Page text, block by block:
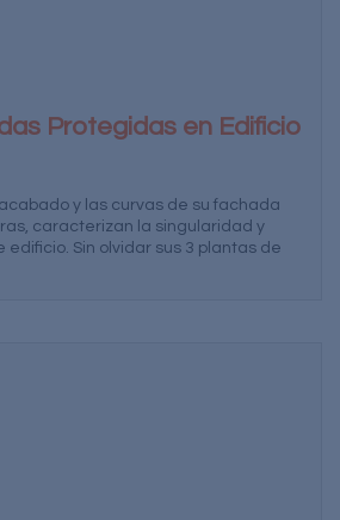
Protegidas en Edificio
y las curvas de su fachada
caracterizan la singularidad y
Sin olvidar sus 3 plantas de